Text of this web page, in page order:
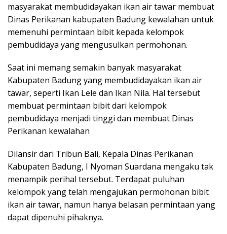
masyarakat membudidayakan ikan air tawar membuat
Dinas Perikanan kabupaten Badung kewalahan untuk
memenuhi permintaan bibit kepada kelompok
pembudidaya yang mengusulkan permohonan.
Saat ini memang semakin banyak masyarakat
Kabupaten Badung yang membudidayakan ikan air
tawar, seperti Ikan Lele dan Ikan Nila. Hal tersebut
membuat permintaan bibit dari kelompok
pembudidaya menjadi tinggi dan membuat Dinas
Perikanan kewalahan
Dilansir dari Tribun Bali, Kepala Dinas Perikanan
Kabupaten Badung, I Nyoman Suardana mengaku tak
menampik perihal tersebut. Terdapat puluhan
kelompok yang telah mengajukan permohonan bibit
ikan air tawar, namun hanya belasan permintaan yang
dapat dipenuhi pihaknya.